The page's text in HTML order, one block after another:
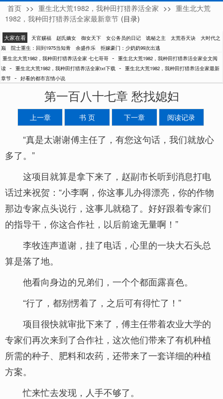
七七哥哥
首页 >> 重生北大荒1982，我种田打猎养活全家 >> 重生北大荒
1982，我种田打猎养活全家最新章节 (目录)
大家在看 天官赐福 赵氏嫡女 御女天下 女公务员的日记 诡秘之主 太荒吞天诀
大时代之
巅
院士重生：回到1975当知青 余盛作乐
拒嫁豪门：少奶奶99次出逃
重生北大荒1982，我种田打猎养活全家 七七哥哥 - 重生北大荒1982，我种田打猎养活全家全文阅
读 - 重生北大荒1982，我种田打猎养活全家txt下载 - 重生北大荒1982，我种田打猎养活全家最新
章节 - 好看的都市言情小说
第一百八十七章 愁找媳妇
上一章 书 页 下一章 阅读记录
“真是太谢谢傅主任了，有您这句话，我们就放心
多了。”
这项目就算是拿下来了，赵副市长听到消息打电
话过来祝贺：“小李啊，你这事儿办得漂亮，你的作物
那边专家点头说行，这事儿就稳了。好好跟着专家们
的指导干，你这合作社，以后前途无量啊！”
李牧连声道谢，挂了电话，心里的一块大石头总
算是落了地。
他看向身边的兄弟们，一个个都面露喜色。
“行了，都别愣着了，之后可有得忙了！”
项目很快就审批下来了，傅主任带着农业大学的
专家们再次来到了合作社，这次他们带来了有机种植
所需的种子、肥料和农药，还带来了一套详细的种植
方案。
忙来忙去发现，人手不够了。